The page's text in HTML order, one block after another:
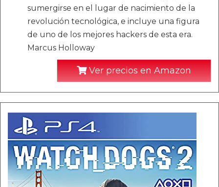
sumergirse en el lugar de nacimiento de la
revolución tecnológica, e incluye una figura
de uno de los mejores hackers de esta era.
Marcus Holloway
Ver precios en Amazon